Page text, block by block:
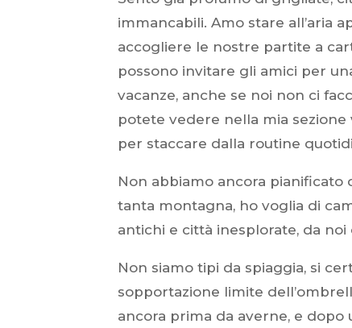
immancabili. Amo stare all’aria
accogliere le nostre partite a
possono invitare gli amici per
vacanze, anche se noi non ci
potete vedere nella mia sezione
per staccare dalla routine
Non abbiamo ancora pianificato
tanta montagna, ho voglia di
antichi e città inesplorate, da noi
Non siamo tipi da spiaggia, si
sopportazione limite
ancora prima da averne, e